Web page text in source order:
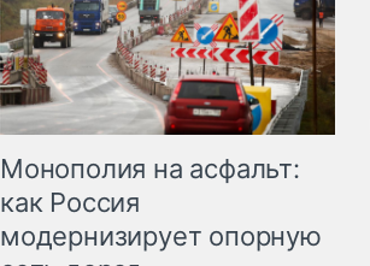
Монополия на асфальт:
как Россия
модернизирует опорную